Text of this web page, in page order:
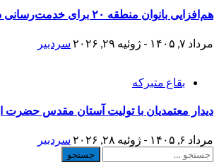
هم‌افزایی بانوان منطقه ۲۰ برای خدمت‌رسانی در اربعین / «جوانی جمعیت» محور برنامه‌های فرهنگی
مرداد ۷, ۱۴۰۵ - ژوئیه ۲۹, ۲۰۲۶ سردبیر
بقاع متبرکه
دیدار معتمدیان با تولیت آستان مقدس حضرت
مرداد ۶, ۱۴۰۵ - ژوئیه ۲۸, ۲۰۲۶
سردبیر
جستجو